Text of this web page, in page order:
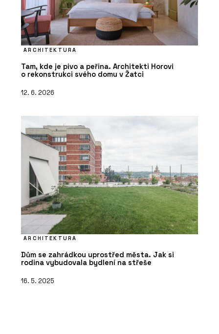
ARCHITEKTURA
Tam, kde je pivo a peřina. Architekti Horovi
o rekonstrukci svého domu v Žatci
12. 6. 2026
ARCHITEKTURA
Dům se zahrádkou uprostřed města. Jak si
rodina vybudovala bydlení na střeše
16. 5. 2025